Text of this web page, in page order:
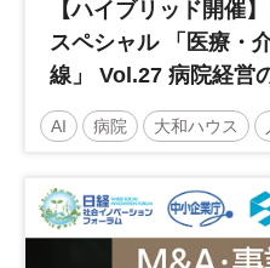
【ハイブリッド開催
スペシャル 「医療・
線」 Vol.27 病院経営
～診療報酬改定のその
略で描く持続可能な
AI 病院 大和ハウス
日経健康セミナー 病院経営